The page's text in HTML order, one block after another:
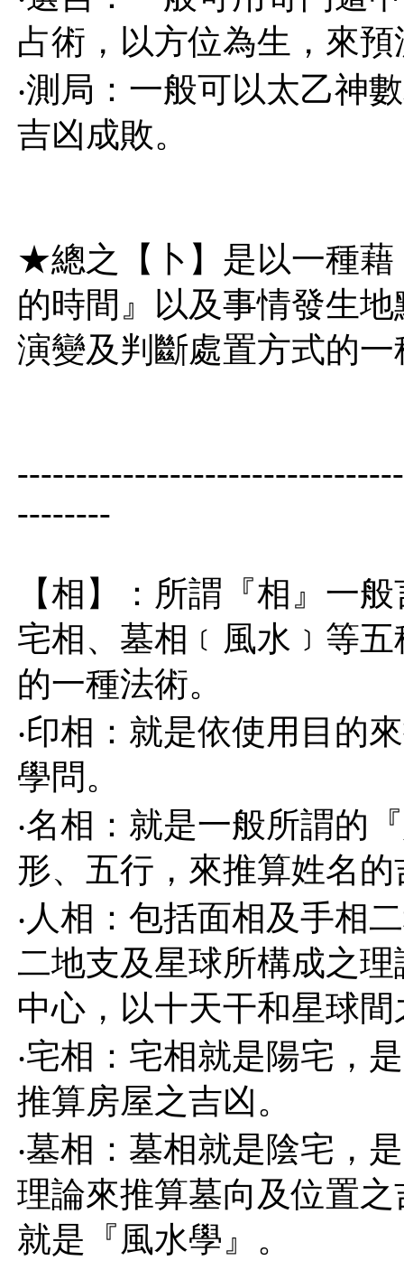
占術，以方位為生，來
‧測局：一般可以太乙神
吉凶成敗。
★總之【卜】是以一種藉
的時間』以及事情發生
演變及判斷處置方式的
--------
【相】：所謂『相』一
宅相、墓相﹝風水﹞等
的一種法術。
‧印相：就是依使用目的
學問。
‧名相：就是一般所謂的
形、五行，來推算姓名
‧人相：包括面相及手相
二地支及星球所構成之
中心，以十天干和星球
‧宅相：宅相就是陽宅，
推算房屋之吉凶。
‧墓相：墓相就是陰宅，
理論來推算墓向及位置
就是『風水學』。